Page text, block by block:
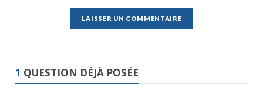
1 QUESTION DÉJÀ POSÉE